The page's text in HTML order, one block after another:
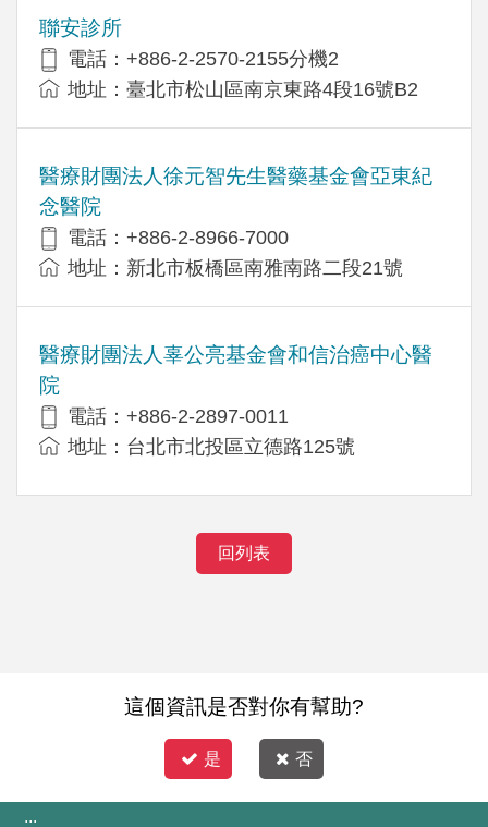
聯安診所
電話：+886-2-2570-2155分機2
地址：臺北市松山區南京東路4段16號B2
醫療財團法人徐元智先生醫藥基金會亞東紀
念醫院
電話：+886-2-8966-7000
地址：新北市板橋區南雅南路二段21號
醫療財團法人辜公亮基金會和信治癌中心醫
院
電話：+886-2-2897-0011
地址：台北市北投區立德路125號
回列表
這個資訊是否對你有幫助?
是 否